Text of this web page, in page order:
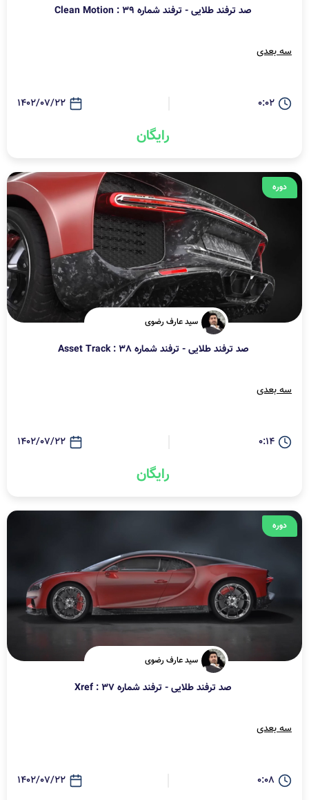
صد ترفند طلایی - ترفند شماره 39 : Clean Motion
سه بعدی
0:02
1402/07/22
رایگان
دوره
سید عارف رضوی
صد ترفند طلایی - ترفند شماره 38 : Asset Track
سه بعدی
0:14
1402/07/22
رایگان
دوره
سید عارف رضوی
صد ترفند طلایی - ترفند شماره 37 : Xref
سه بعدی
0:08
1402/07/22